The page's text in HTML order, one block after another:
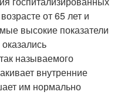
от 65 лет и
высокие показатели
называемого
внутренние
им нормально